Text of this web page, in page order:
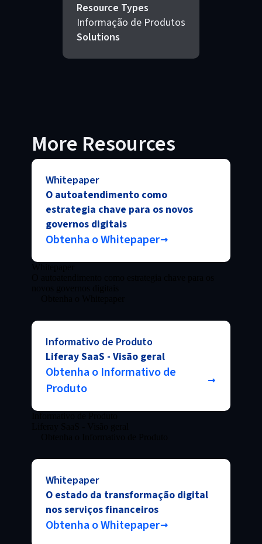
Resource Types
Informação de Produtos
Solutions
More Resources
Whitepaper
O autoatendimento como
estrategia chave para os novos
governos digitais
Obtenha o Whitepaper
Informativo de Produto
Liferay SaaS - Visão geral
Obtenha o Informativo de
Produto
Whitepaper
O estado da transformação digital
nos serviços financeiros
Obtenha o Whitepaper